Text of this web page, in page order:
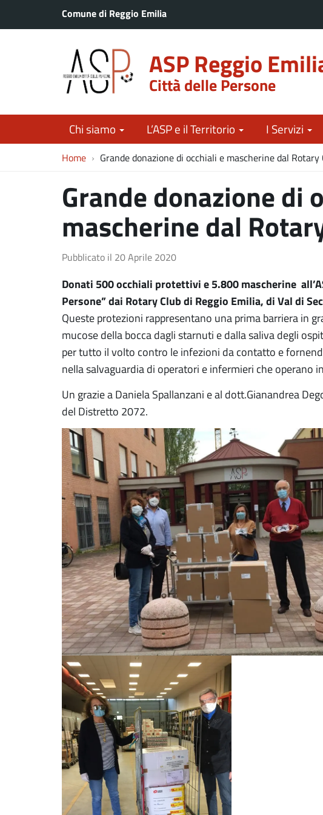
Comune di Reggio Emilia
ASP Reggio
Città delle Persone
Chi siamo L’ASP e il Territorio I Servizi
Home Grande donazione di occhiali e mascherine dal Rotary
Grande donazione di
mascherine dal
Pubblicato il 20 Aprile 2020
Donati 500 occhiali protettivi e 5.800 mascherine
Persone” dai Rotary Club di Reggio Emilia, di Val di
Queste protezioni rappresentano una prima barriera in
mucose della bocca dagli starnuti e dalla saliva degli
per tutto il volto contro le infezioni da contatto e
nella salvaguardia di operatori e infermieri che operano
Un grazie a Daniela Spallanzani e al dott.Gianandrea
del Distretto 2072.